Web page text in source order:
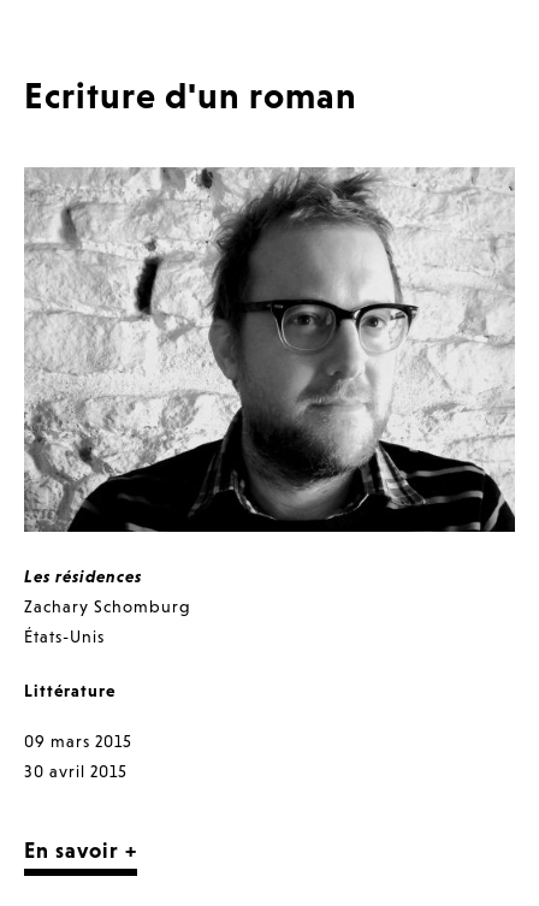
Ecriture d'un roman
Les résidences
Zachary Schomburg
États-Unis
Littérature
09 mars 2015
30 avril 2015
En savoir +